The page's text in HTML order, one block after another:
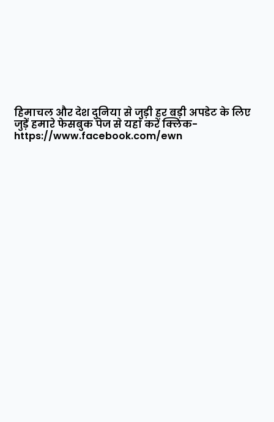
हिमाचल और देश दुनिया से जुड़ी हर बड़ी अपडेट के लिए
जुड़ें हमारे फेसबुक पेज से यहां करें क्लिक-
https://www.facebook.com/ewn